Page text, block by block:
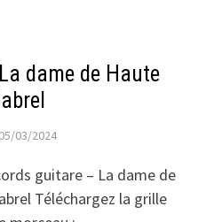
dame de Haute
05/03/2024
guitare – La dame de
Téléchargez la grille